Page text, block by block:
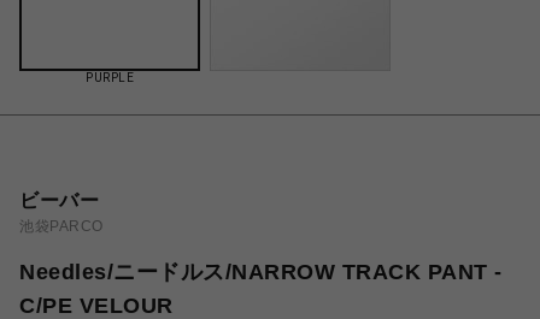
PURPLE
ビーバー
池袋PARCO
Needles/ニードルス/NARROW TRACK PANT -
C/PE VELOUR